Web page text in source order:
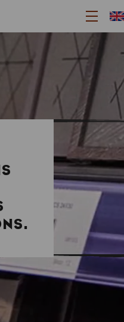
Ouvrir
le
menu